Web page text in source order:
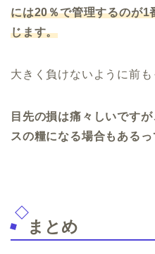
には20％で管理するのが1
じます。
大きく負けないように前も
目先の損は痛々しいです
スの糧になる場合もあるっ
まとめ